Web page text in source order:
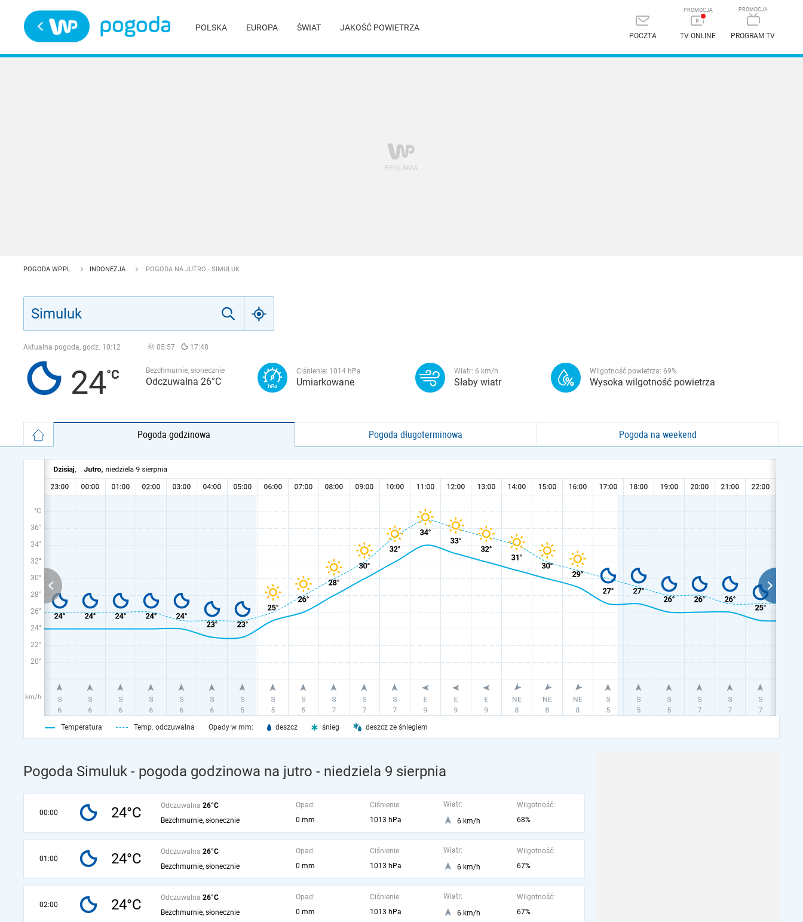
POLSKA EUROPA ŚWIAT JAKOŚĆ POWIETRZA
POCZTA TV ONLINE PROGRAM TV
POGODA WP.PL INDONEZJA POGODA NA JUTRO - SIMULUK
Aktualna pogoda, godz. 10:12 05:57 17:48
24 Bezchmurnie, słonecznie
Odczuwalna 26°C
Ciśnienie: 1014 hPa
Umiarkowane
Wiatr: 6 km/h
Słaby wiatr
Wilgotność powietrza: 69%
Wysoka wilgotność powietrza
Pogoda godzinowa Pogoda długoterminowa Pogoda na weekend
°C
36°
34°
32°
30°
28°
26°
24°
22°
20°
km/h
Temperatura Temp. odczuwalna Opady w mm: deszcz śnieg deszcz ze śniegiem
Pogoda Simuluk - pogoda godzinowa na jutro - niedziela 9 sierpnia
00:00 24°C Odczuwalna 26°C
Bezchmurnie, słonecznie
Opad:
0 mm
Ciśnienie:
1013 hPa
Wiatr:
6 km/h
Wilgotność:
68%
01:00 24°C Odczuwalna 26°C
Bezchmurnie, słonecznie
Opad:
0 mm
Ciśnienie:
1013 hPa
Wiatr:
6 km/h
Wilgotność:
67%
02:00 24°C Odczuwalna 26°C
Bezchmurnie, słonecznie
Opad:
0 mm
Ciśnienie:
1013 hPa
Wiatr:
6 km/h
Wilgotność:
67%